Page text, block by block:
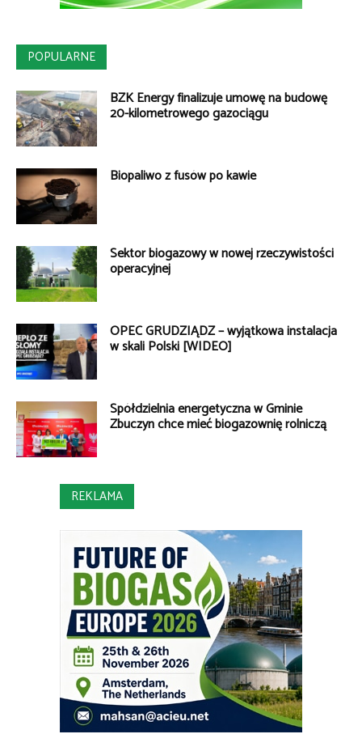
POPULARNE
BZK Energy finalizuje umowę na budowę
20-kilometrowego gazociągu
Biopaliwo z fusów po kawie
Sektor biogazowy w nowej rzeczywistości
operacyjnej
OPEC GRUDZIĄDZ – wyjątkowa instalacja
w skali Polski [WIDEO]
Spółdzielnia energetyczna w Gminie
Zbuczyn chce mieć biogazownię rolniczą
REKLAMA